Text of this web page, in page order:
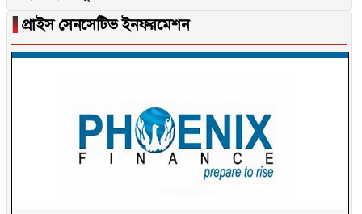
▐ প্রাইস সেনসেটিভ ইনফরমেশন